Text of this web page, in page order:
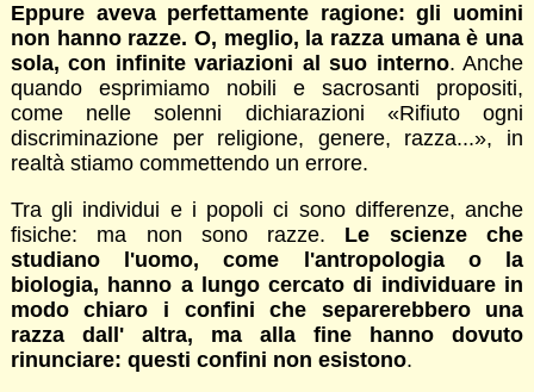
Eppure aveva perfettamente ragione: gli uomini
non hanno razze. O, meglio, la razza umana è una
sola, con infinite variazioni al suo interno. Anche
quando esprimiamo nobili e sacrosanti propositi,
come nelle solenni dichiarazioni «Rifiuto ogni
discriminazione per religione, genere, razza...», in
realtà stiamo commettendo un errore.
Tra gli individui e i popoli ci sono differenze, anche
fisiche: ma non sono razze. Le scienze che
studiano l'uomo, come l'antropologia o la
biologia, hanno a lungo cercato di individuare in
modo chiaro i confini che separerebbero una
razza dall' altra, ma alla fine hanno dovuto
rinunciare: questi confini non esistono.